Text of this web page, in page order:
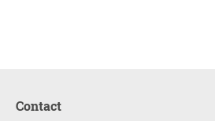
Contact